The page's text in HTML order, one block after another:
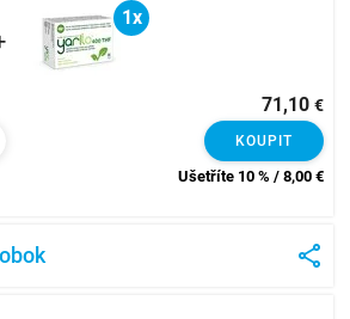
1x
71,10 €
KOUPIT
Ušetříte 10 % / 8,00 €